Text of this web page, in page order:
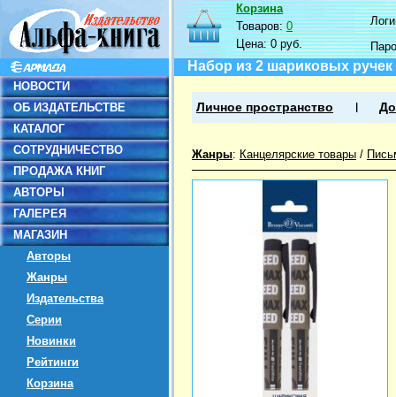
НОВОСТИ
ОБ ИЗДАТЕЛЬСТВЕ
КАТАЛОГ
СОТРУДНИЧЕСТВО
ПРОДАЖА КНИГ
АВТОРЫ
ГАЛЕРЕЯ
МАГАЗИН
Авторы
Жанры
Издательства
Серии
Новинки
Рейтинги
Корзина
Корзина
Товаров:0
Цена:0 руб.
Набор из 2 шариковых
Личное пространство
Жанры: Канцелярские товары /